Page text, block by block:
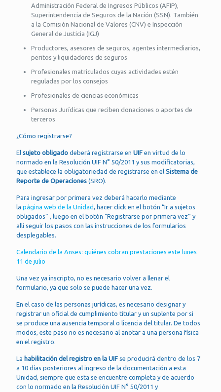
Administración Federal de Ingresos Públicos (AFIP),
Superintendencia de Seguros de la Nación (SSN). También
a la Comisión Nacional de Valores (CNV) e Inspección
General de Justicia (IGJ)
Productores, asesores de seguros, agentes intermediarios,
peritos y liquidadores de seguros
Profesionales matriculados cuyas actividades estén
reguladas por los consejos
Profesionales de ciencias económicas
Personas Jurídicas que reciben donaciones o aportes de
terceros
¿Cómo registrarse?
El sujeto obligado deberá registrarse en UIF en virtud de lo
normado en la Resolución UIF N° 50/2011 y sus modificatorias,
que establece la obligatoriedad de registrarse en el Sistema de
Reporte de Operaciones (SRO).
Para ingresar por primera vez deberá hacerlo mediante
la página web de la Unidad, hacer click en el botón “Ir a sujetos
obligados” , luego en el botón “Registrarse por primera vez” y
allí seguir los pasos con las instrucciones de los formularios
desplegables.
Calendario de la Anses: quiénes cobran prestaciones este lunes
11 de julio
Una vez ya inscripto, no es necesario volver a llenar el
formulario, ya que solo se puede hacer una vez.
En el caso de las personas jurídicas, es necesario designar y
registrar un oficial de cumplimiento titular y un suplente por si
se produce una ausencia temporal o licencia del titular. De todos
modos, este paso no es necesario al anotar a una persona física
en el registro.
La habilitación del registro en la UIF se producirá dentro de los 7
a 10 días posteriores al ingreso de la documentación a esta
Unidad, siempre que esta se encuentre completa y de acuerdo
con lo normado en la Resolución UIF N° 50/2011 y